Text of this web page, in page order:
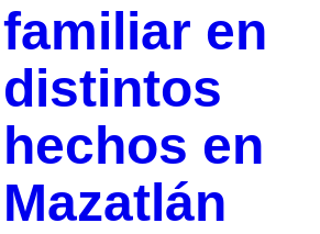
familiar en
distintos
hechos en
Mazatlán